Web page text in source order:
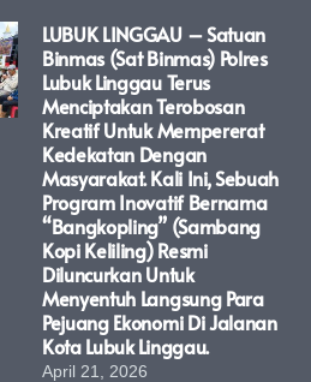
LUBUK LINGGAU – Satuan
Binmas (Sat Binmas) Polres
Lubuk Linggau Terus
Menciptakan Terobosan
Kreatif Untuk Mempererat
Kedekatan Dengan
Masyarakat. Kali Ini, Sebuah
Program Inovatif Bernama
“Bangkopling” (Sambang
Kopi Keliling) Resmi
Diluncurkan Untuk
Menyentuh Langsung Para
Pejuang Ekonomi Di Jalanan
Kota Lubuk Linggau.
April 21, 2026